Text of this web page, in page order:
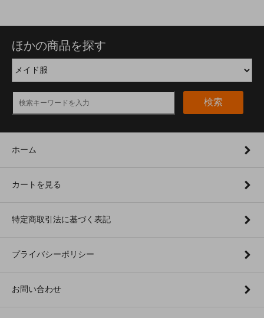
ほかの商品を探す
検索
ホーム
カートを見る
特定商取引法に基づく表記
プライバシーポリシー
お問い合わせ